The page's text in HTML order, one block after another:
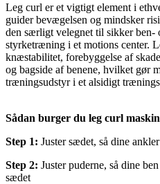
Leg curl er et vigtigt element i
guider bevægelsen og mindsker
den særligt velegnet til sikker ben-
styrketræning i et motions center.
knæstabilitet, forebyggelse af
og bagside af benene, hvilket gør
træningsudstyr i et alsidigt
Sådan burger du leg curl
Step 1: Juster sædet, så dine
Step 2: Juster puderne, så dine
sædet